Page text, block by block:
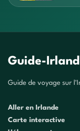
Guide-
Guide de voyage sur
Aller en Irlande
Carte interactive